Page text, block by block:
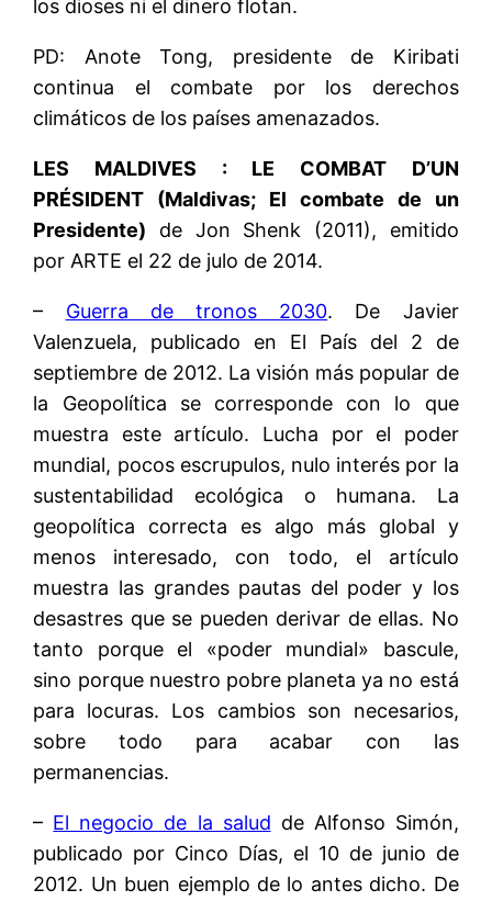
los dioses ni el dinero flotan.
PD: Anote Tong, presidente de Kiribati
continua el combate por los derechos
climáticos de los países amenazados.
LES MALDIVES : LE COMBAT D’UN
PRÉSIDENT (Maldivas; El combate de un
Presidente) de Jon Shenk (2011), emitido
por ARTE el 22 de julo de 2014.
– Guerra de tronos 2030. De Javier
Valenzuela, publicado en El País del 2 de
septiembre de 2012. La visión más popular de
la Geopolítica se corresponde con lo que
muestra este artículo. Lucha por el poder
mundial, pocos escrupulos, nulo interés por la
sustentabilidad ecológica o humana. La
geopolítica correcta es algo más global y
menos interesado, con todo, el artículo
muestra las grandes pautas del poder y los
desastres que se pueden derivar de ellas. No
tanto porque el «poder mundial» bascule,
sino porque nuestro pobre planeta ya no está
para locuras. Los cambios son necesarios,
sobre todo para acabar con las
permanencias.
– El negocio de la salud de Alfonso Simón,
publicado por Cinco Días, el 10 de junio de
2012. Un buen ejemplo de lo antes dicho. De